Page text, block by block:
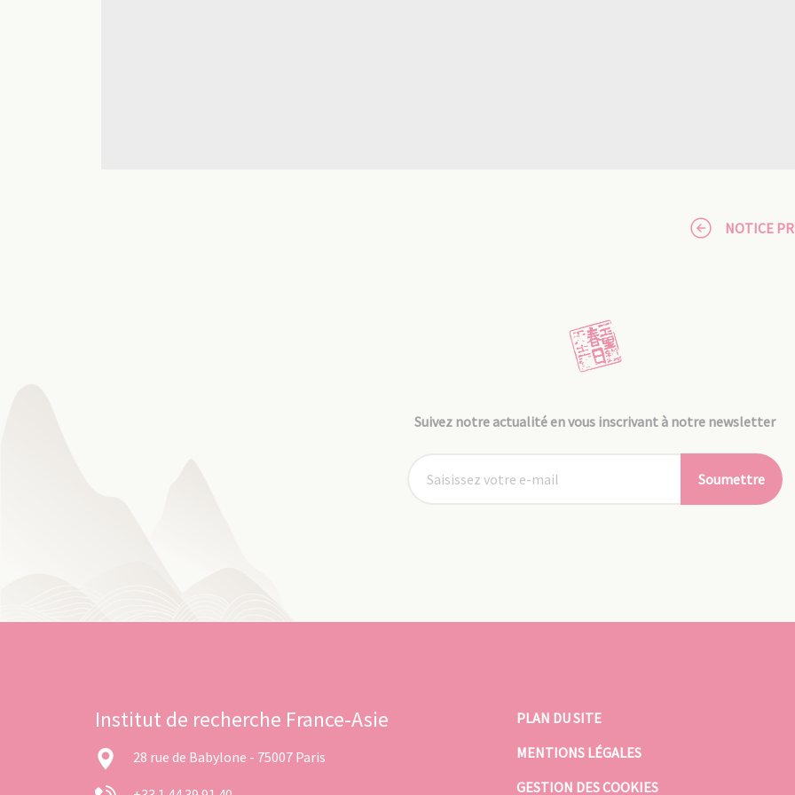
NOTICE
Suivez notre actualité en vous inscrivant à notre newsletter
Soumettre
Institut de recherche France-Asie
28 rue de Babylone - 75007 Paris
PLAN DU SITE
MENTIONS LÉGALES
GESTION DES COOKIES